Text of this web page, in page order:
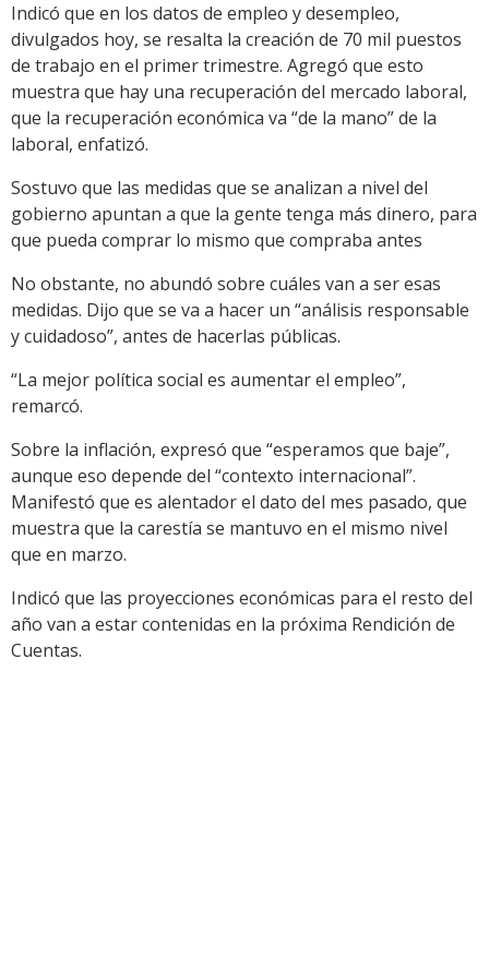
Indicó que en los datos de empleo y desempleo,
divulgados hoy, se resalta la creación de 70 mil puestos
de trabajo en el primer trimestre. Agregó que esto
muestra que hay una recuperación del mercado laboral,
que la recuperación económica va “de la mano” de la
laboral, enfatizó.
Sostuvo que las medidas que se analizan a nivel del
gobierno apuntan a que la gente tenga más dinero, para
que pueda comprar lo mismo que compraba antes
No obstante, no abundó sobre cuáles van a ser esas
medidas. Dijo que se va a hacer un “análisis responsable
y cuidadoso”, antes de hacerlas públicas.
“La mejor política social es aumentar el empleo”,
remarcó.
Sobre la inflación, expresó que “esperamos que baje”,
aunque eso depende del “contexto internacional”.
Manifestó que es alentador el dato del mes pasado, que
muestra que la carestía se mantuvo en el mismo nivel
que en marzo.
Indicó que las proyecciones económicas para el resto del
año van a estar contenidas en la próxima Rendición de
Cuentas.